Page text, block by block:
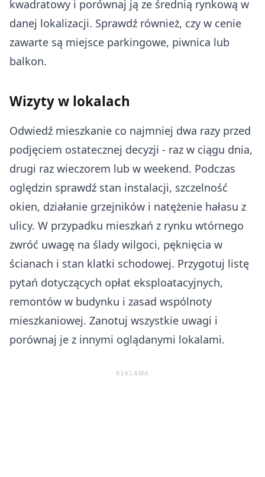
kwadratowy i porównaj ją ze średnią rynkową w
danej lokalizacji. Sprawdź również, czy w cenie
zawarte są miejsce parkingowe, piwnica lub
balkon.
Wizyty w lokalach
Odwiedź mieszkanie co najmniej dwa razy przed
podjęciem ostatecznej decyzji - raz w ciągu dnia,
drugi raz wieczorem lub w weekend. Podczas
oględzin sprawdź stan instalacji, szczelność
okien, działanie grzejników i natężenie hałasu z
ulicy. W przypadku mieszkań z rynku wtórnego
zwróć uwagę na ślady wilgoci, pęknięcia w
ścianach i stan klatki schodowej. Przygotuj listę
pytań dotyczących opłat eksploatacyjnych,
remontów w budynku i zasad wspólnoty
mieszkaniowej. Zanotuj wszystkie uwagi i
porównaj je z innymi oglądanymi lokalami.
REKLAMA